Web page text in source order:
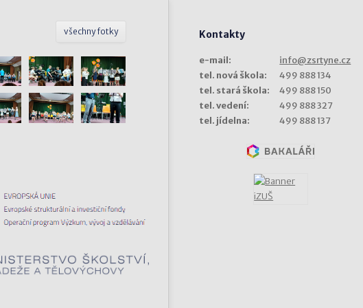
všechny fotky Kontakty
e-mail:
info@zsrtyne.cz
tel. nová škola:
499 888 134
tel. stará škola:
499 888 150
tel. vedení:
499 888 327
tel. jídelna:
499 888 137